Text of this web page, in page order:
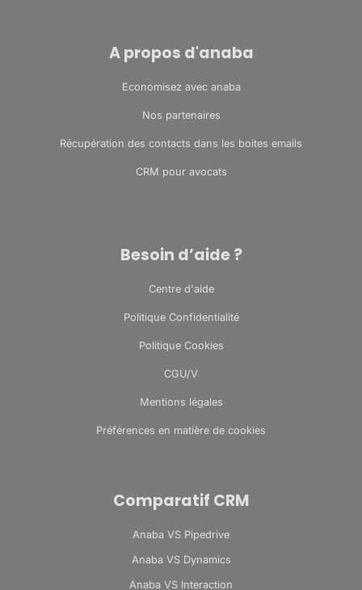
A propos d'anaba
Economisez avec anaba
Nos partenaires
Récupération des contacts dans les boites emails
CRM pour avocats
Besoin d’aide ?
Centre d'aide
Politique Confidentialité
Politique Cookies
CGU/V
Mentions légales
Préférences en matière de cookies
Comparatif CRM
Anaba VS Pipedrive
Anaba VS Dynamics
Anaba VS Interaction